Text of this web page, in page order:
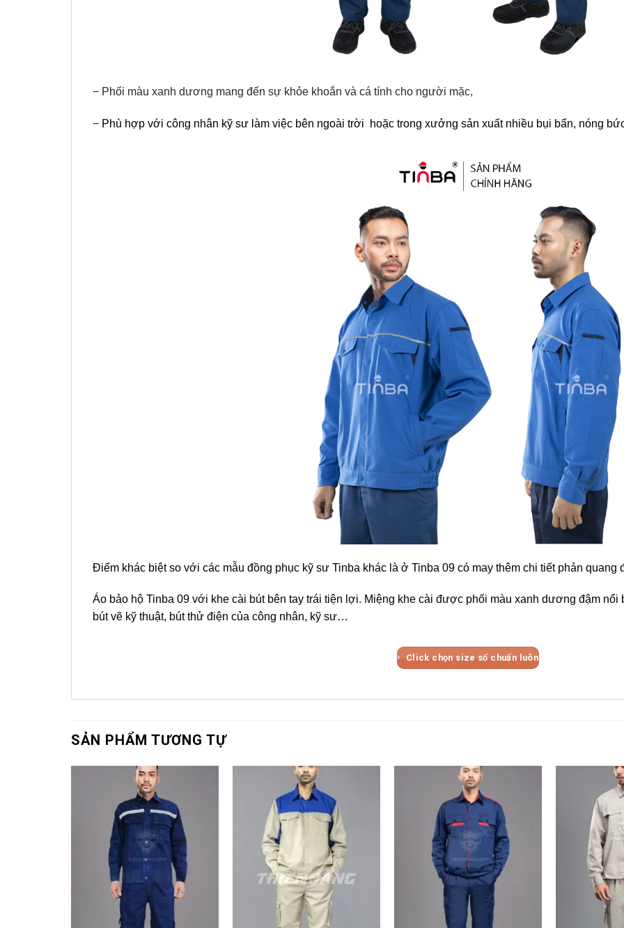
− Phối màu xanh dương mang đến sự khỏe khoắn và cá tính cho người mặc,
− Phù hợp với công nhân kỹ sư làm việc bên ngoài trời hoặc trong xưởng sản xuất nhiều bụi bẩn, nóng
Điểm khác biệt so với các mẫu đồng phục kỹ sư Tinba khác là ở Tinba 09 có may thêm chi tiết phản quang
Áo bảo hộ Tinba 09 với khe cài bút bên tay trái tiện lợi. Miệng khe cài được phối màu xanh dương đậm
bút vẽ kỹ thuật, bút thử điện của công nhân, kỹ sư…
Click chọn size số chuẩn luôn
SẢN PHẨM TƯƠNG TỰ